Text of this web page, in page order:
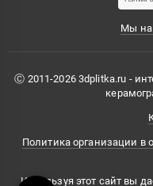
Мы на
Ⓒ 2011-2026 3dplitka.ru -
Политика организации в
Используя этот сайт вы